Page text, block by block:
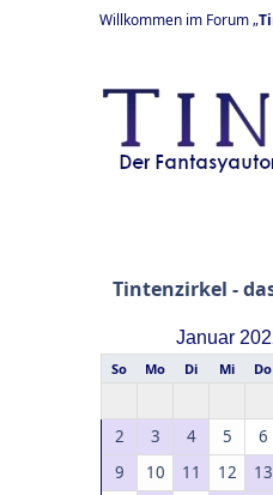
Willkommen im Forum „
Tintenzirkel -
Januar
So Mo Di Mi Do
2
3 4 5 6
9
10 11 12 13